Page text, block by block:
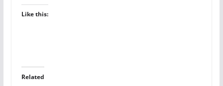
Like this:
Related